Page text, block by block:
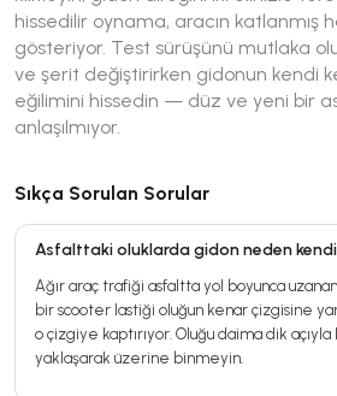
hissedilir oynama, aracın katlanmış
gösteriyor. Test sürüşünü mutlaka
ve şerit değiştirirken gidonun kendi
eğilimini hissedin — düz ve yeni bir
anlaşılmıyor.
Sıkça Sorulan Sorular
Asfalttaki oluklarda gidon neden
Ağır araç trafiği asfaltta yol boyunca uzanan
bir scooter lastiği oluğun kenar çizgisine
o çizgiye kaptırıyor. Oluğu daima dik
yaklaşarak üzerine binmeyin.